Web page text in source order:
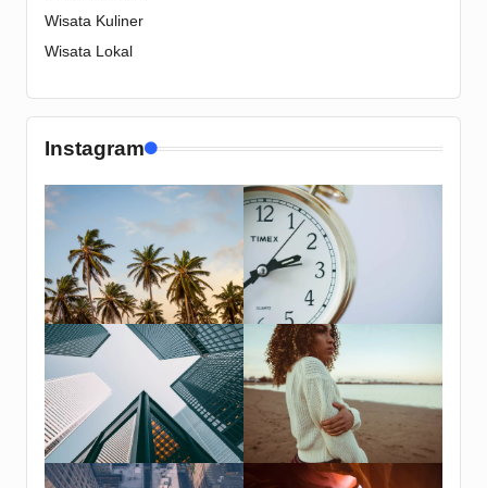
Wisata Kuliner
Wisata Lokal
Instagram